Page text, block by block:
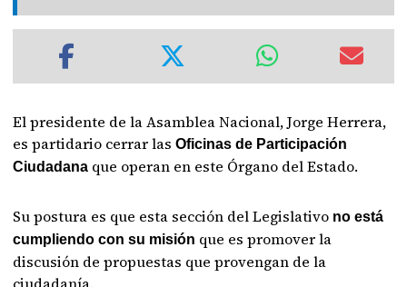
El presidente de la Asamblea Nacional, Jorge Herrera,
es partidario cerrar lasOficinas de Participación
Ciudadana que operan en este Órgano del Estado.
Su postura es que esta sección del Legislativo no está
cumpliendo con su misión que es promover la
discusión de propuestas que provengan de la